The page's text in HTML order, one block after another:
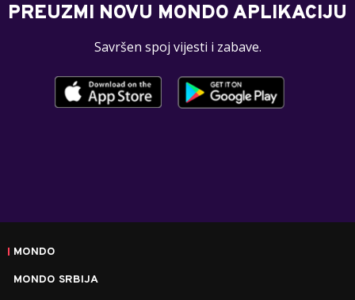
PREUZMI NOVU MONDO APLIKACIJU
Savršen spoj vijesti i zabave.
MONDO
MONDO SRBIJA